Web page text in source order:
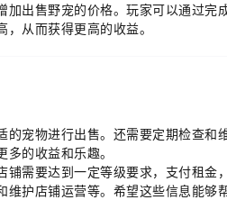
出售野宠的价格。玩家可以通过完
从而获得更高的收益。
宠物进行出售。还需要定期检查和
的收益和乐趣。
需要达到一定等级要求，支付租金
护店铺运营等。希望这些信息能够